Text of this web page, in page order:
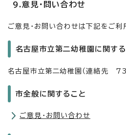
9.意見・問い合わせ
ご意見・お問い合わせは下記をご利
名古屋市立第二幼稚園に関する
名古屋市立第二幼稚園（連絡先
市全般に関すること
ご意見・お問い合わせ